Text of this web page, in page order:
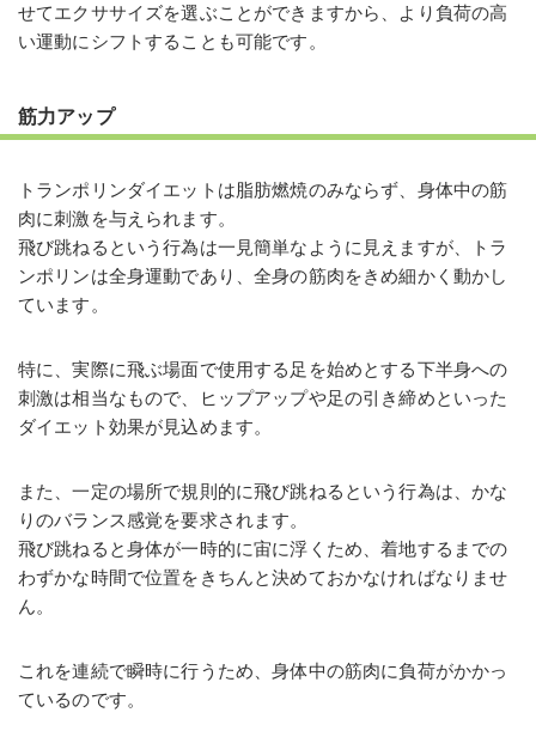
せてエクササイズを選ぶことができますから、より負荷の高
い運動にシフトすることも可能です。
筋力アップ
トランポリンダイエットは脂肪燃焼のみならず、身体中の筋
肉に刺激を与えられます。
飛び跳ねるという行為は一見簡単なように見えますが、トラ
ンポリンは全身運動であり、全身の筋肉をきめ細かく動かし
ています。
特に、実際に飛ぶ場面で使用する足を始めとする下半身への
刺激は相当なもので、ヒップアップや足の引き締めといった
ダイエット効果が見込めます。
また、一定の場所で規則的に飛び跳ねるという行為は、かな
りのバランス感覚を要求されます。
飛び跳ねると身体が一時的に宙に浮くため、着地するまでの
わずかな時間で位置をきちんと決めておかなければなりませ
ん。
これを連続で瞬時に行うため、身体中の筋肉に負荷がかかっ
ているのです。